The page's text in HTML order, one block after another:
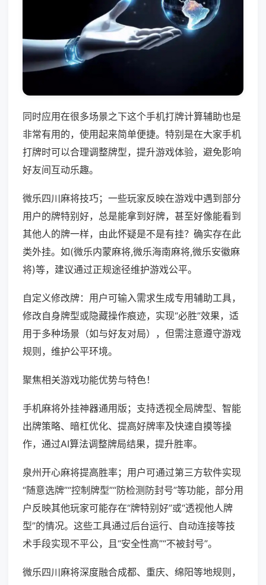
同时应用在很多场景之下这个手机打牌计算辅助也是
非常有用的，使用起来简单便捷。特别是在大家手机
打牌时可以合理调整牌型，提升游戏体验，避免影响
好友间互动乐趣。
微乐四川麻将技巧；一些玩家反映在游戏中遇到部分
用户的牌特别好，总是能拿到好牌，甚至好像能看到
其他人的牌一样，由此怀疑是不是有挂？确实存在此
类外挂。如(微乐内蒙麻将,微乐海南麻将,微乐安徽麻
将)等，建议通过正规途径维护游戏公平。
自定义修改牌：用户可输入需求生成专用辅助工具，
修改自身牌型或隐藏操作痕迹，实现“必胜”效果，适
用于多种场景（如与好友对局），但需注意遵守游戏
规则，维护公平环境。
聚焦相关游戏功能优势与特色！
手机麻将外挂神器通用版；支持透视全局牌型、智能
出牌策略、暗杠优化、提高好牌率及快速自摸等操
作，通过AI算法调整牌局结果，提升胜率。
泉州开心麻将提高胜率；用户可通过第三方软件实现
“随意选牌”“控制牌型”“防检测防封号”等功能，部分用
户反映其他玩家可能存在“牌特别好”或“透视他人牌
型”的情况。这些工具通过后台运行、自动连接等技
术手段实现不平公，且“安全性高”“不被封号”。
微乐四川麻将深度融合成都、重庆、绵阳等地规则，